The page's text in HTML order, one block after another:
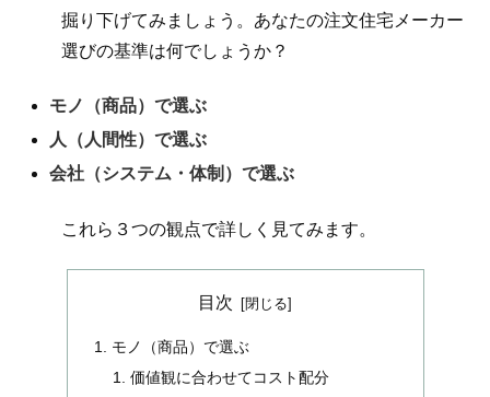
掘り下げてみましょう。あなたの注文住宅メーカー
選びの基準は何でしょうか？
モノ（商品）で選ぶ
人（人間性）で選ぶ
会社（システム・体制）で選ぶ
これら３つの観点で詳しく見てみます。
目次
モノ（商品）で選ぶ
価値観に合わせてコスト配分